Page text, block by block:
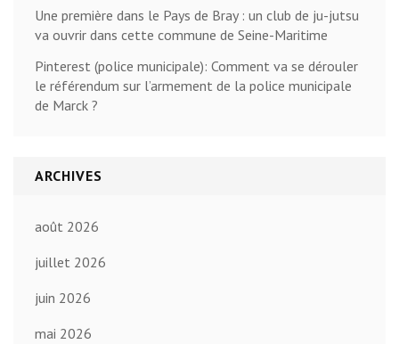
Une première dans le Pays de Bray : un club de ju-jutsu
va ouvrir dans cette commune de Seine-Maritime
Pinterest (police municipale): Comment va se dérouler
le référendum sur l’armement de la police municipale
de Marck ?
ARCHIVES
août 2026
juillet 2026
juin 2026
mai 2026